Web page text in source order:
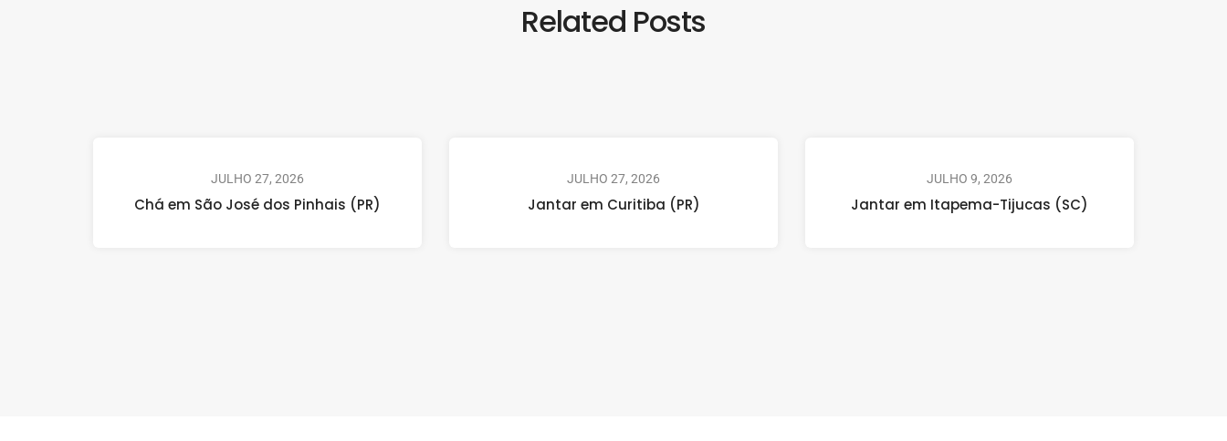
Related Posts
JULHO 27, 2026
Chá em São José dos Pinhais (PR)
JULHO 27, 2026
Jantar em Curitiba (PR)
JULHO 9, 2026
Jantar em Itapema-Tijucas (SC)